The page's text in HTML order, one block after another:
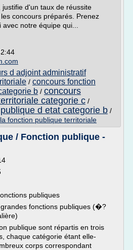
justifie d'un taux de réussite
concours préparés. Prenez
notre équipe qui...
d adjoint administratif
/ concours fonction
b / concours
categorie c /
d etat categorie b /
fonction publique territoriale
/ Fonction publique -
publiques
fonctions publiques (�?
publique sont répartis en trois
chaque catégorie étant elle-
corps correspondant